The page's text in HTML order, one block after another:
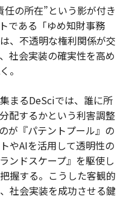
の所在”という影が付き
である「ゆめ知財事務
、不透明な権利関係が交
社会実装の確実性を高め
。
まるDeSciでは、誰に所
配するかという利害調整
が『パテントプール』の
やAIを活用して透明性の
ンドスケープ』を駆使し
握する。こうした客観的
社会実装を成功させる鍵